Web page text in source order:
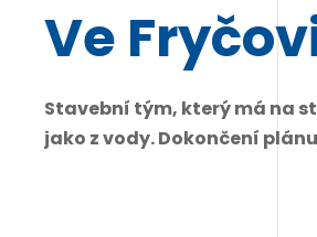
Ve
Stavební tým, který má na
jako z vody. Dokončení